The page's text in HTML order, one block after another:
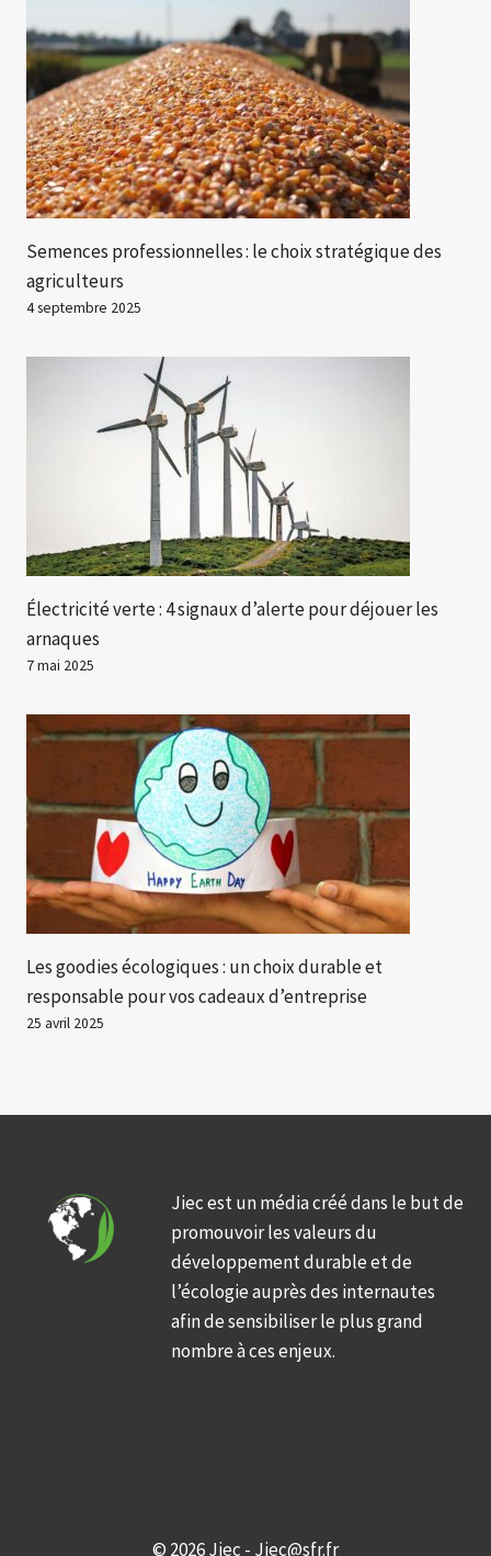
Semences professionnelles : le choix stratégique des
agriculteurs
4 septembre 2025
Électricité verte : 4 signaux d’alerte pour déjouer les
arnaques
7 mai 2025
Les goodies écologiques : un choix durable et
responsable pour vos cadeaux d’entreprise
25 avril 2025
Jiec est un média créé dans le but de
promouvoir les valeurs du
développement durable et de
l’écologie auprès des internautes
afin de sensibiliser le plus grand
nombre à ces enjeux.
© 2026 Jiec - Jiec@sfr.fr